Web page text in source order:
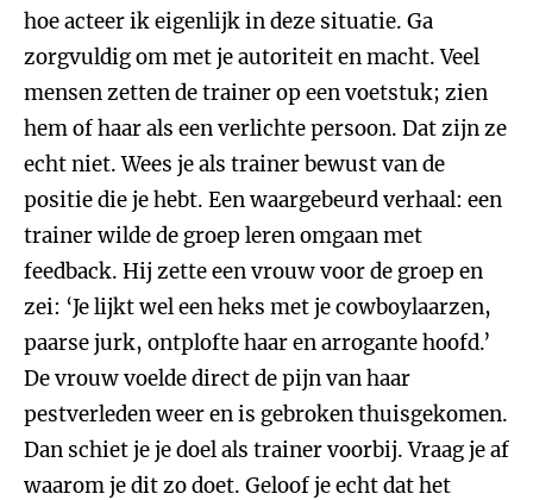
hoe acteer ik eigenlijk in deze situatie. Ga
zorgvuldig om met je autoriteit en macht. Veel
mensen zetten de trainer op een voetstuk; zien
hem of haar als een verlichte persoon. Dat zijn ze
echt niet. Wees je als trainer bewust van de
positie die je hebt. Een waargebeurd verhaal: een
trainer wilde de groep leren omgaan met
feedback. Hij zette een vrouw voor de groep en
zei: ‘Je lijkt wel een heks met je cowboylaarzen,
paarse jurk, ontplofte haar en arrogante hoofd.’
De vrouw voelde direct de pijn van haar
pestverleden weer en is gebroken thuisgekomen.
Dan schiet je je doel als trainer voorbij. Vraag je af
waarom je dit zo doet. Geloof je echt dat het